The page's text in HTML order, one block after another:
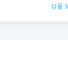
상품